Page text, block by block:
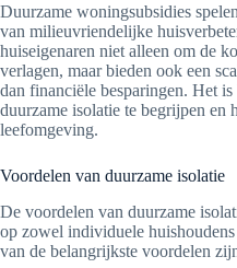
Duurzame woningsubsidies
van milieuvriendelijke
huiseigenaren niet alleen om de
verlagen, maar bieden ook een
dan financiële besparingen. Het
duurzame isolatie te begrijpen en
leefomgeving.
Voordelen van duurzame isolatie
De voordelen van duurzame
op zowel individuele
van de belangrijkste voordelen